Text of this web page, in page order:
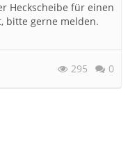
Heckscheibe für einen
bitte gerne melden.
295 0